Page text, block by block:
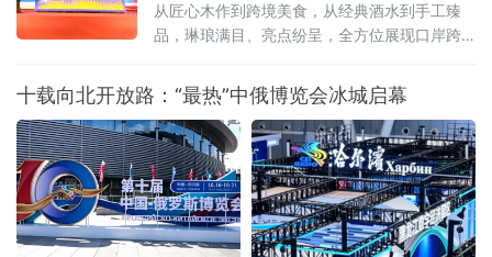
从匠心木作到跨境美食，从经典酒水到手工臻
品，琳琅满目、亮点纷呈，全方位展现口岸跨
十载向北开放路：“最热”中俄博览会冰城启幕